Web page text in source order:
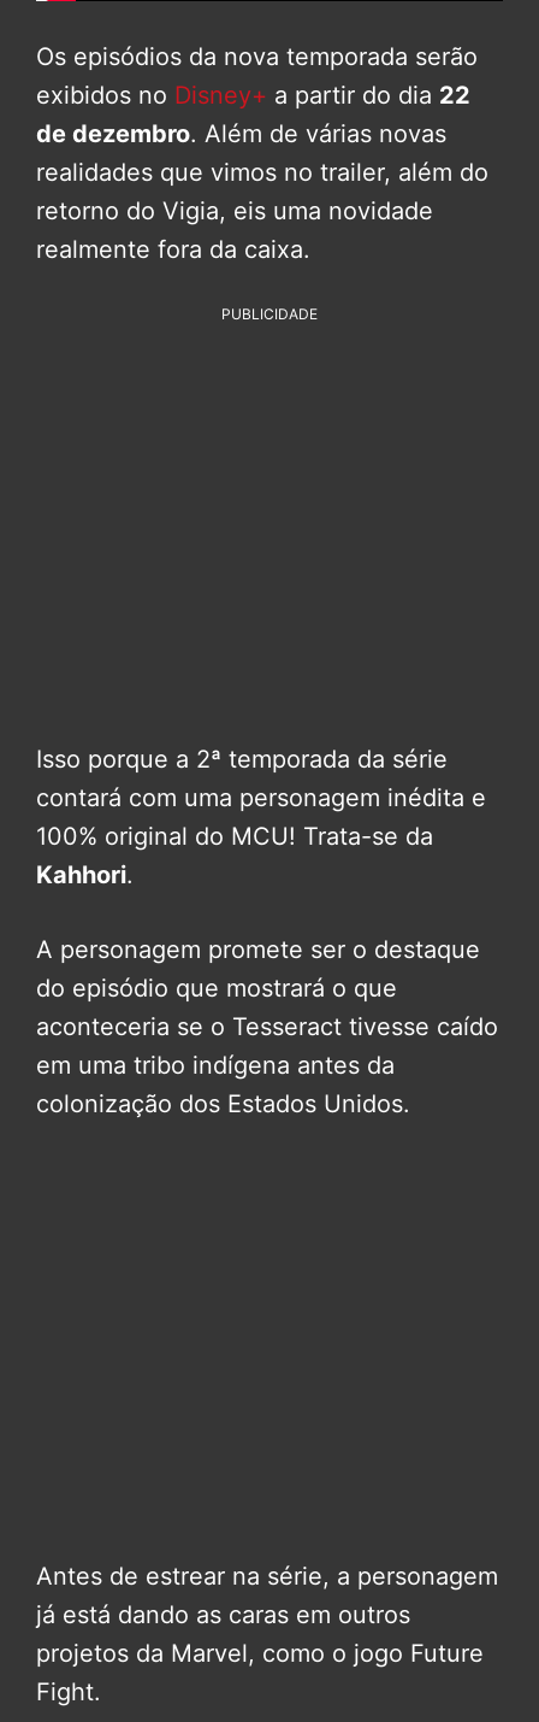
Os episódios da nova temporada serão
exibidos no Disney+ a partir do dia 22
de dezembro. Além de várias novas
realidades que vimos no trailer, além do
retorno do Vigia, eis uma novidade
realmente fora da caixa.
PUBLICIDADE
Isso porque a 2ª temporada da série
contará com uma personagem inédita e
100% original do MCU! Trata-se da
Kahhori.
A personagem promete ser o destaque
do episódio que mostrará o que
aconteceria se o Tesseract tivesse caído
em uma tribo indígena antes da
colonização dos Estados Unidos.
Antes de estrear na série, a personagem
já está dando as caras em outros
projetos da Marvel, como o jogo Future
Fight.